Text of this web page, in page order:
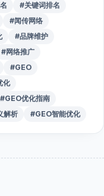
#关键词排名
#闻传网络
#品牌维护
#网络推广
#GEO
化
#GEO优化指南
解析 #GEO智能优化